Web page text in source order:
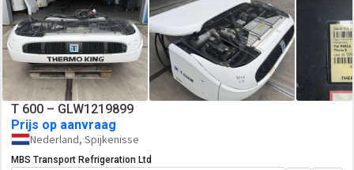
T 600 – GLW1219899
Prijs op aanvraag
Nederland, Spijkenisse
MBS Transport Refrigeration Ltd